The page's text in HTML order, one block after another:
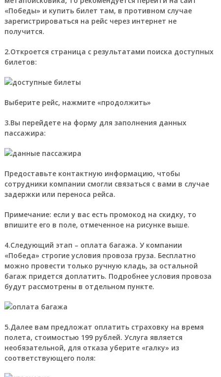
«Победы» и купить билет там, в противном случае
зарегистрироваться на рейс через интернет не
получится.
2.Откроется страница с результатами поиска доступных
билетов:
Выберите рейс, нажмите «продолжить»
3.Вы перейдете на форму для заполнения данных
пассажира:
Предоставьте контактную информацию, чтобы
сотрудники компании смогли связаться с вами в случае
задержки или переноса рейса.
Примечание: если у вас есть промокод на скидку, то
впишите его в поле, отмеченное на рисунке выше.
4.Следующий этап – оплата багажа. У компании
«Победа» строгие условия провоза груза. Бесплатно
можно провести только ручную кладь, за остальной
багаж придется доплатить. Подробнее условия провоза
будут рассмотрены в отдельном пункте.
5.Далее вам предложат оплатить страховку на время
полета, стоимостью 199 рублей. Услуга является
необязательной, для отказа уберите «галку» из
соответствующего поля: